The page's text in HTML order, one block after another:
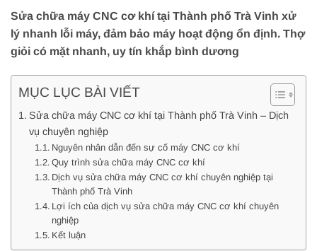
Sửa chữa máy CNC cơ khí tại Thành phố Trà Vinh xử
lý nhanh lỗi máy, đảm bảo máy hoạt động ổn định. Thợ
giỏi có mặt nhanh, uy tín khắp bình dương
MỤC LỤC BÀI VIẾT
Sửa chữa máy CNC cơ khí tại Thành phố Trà Vinh – Dịch
vụ chuyên nghiệp
Nguyên nhân dẫn đến sự cố máy CNC cơ khí
Quy trình sửa chữa máy CNC cơ khí
Dịch vụ sửa chữa máy CNC cơ khí chuyên nghiệp tại
Thành phố Trà Vinh
Lợi ích của dịch vụ sửa chữa máy CNC cơ khí chuyên
nghiệp
Kết luận